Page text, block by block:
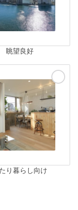
眺望良好
り暮らし向け